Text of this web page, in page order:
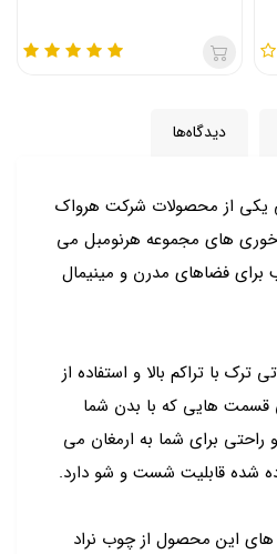
دیدگاه‌ها
هارمونی یکی از محصولات شرکت هرواک
های مجموعه هرنومبل می
فضاهای مدرن و مینیمال
ترک با تراکم بالا و استفاده از
قسمت هایی که با بدن شما
برای شما به ارمغان می
شده قابلیت شست و شو دارد.
این محصول از چوب نراد